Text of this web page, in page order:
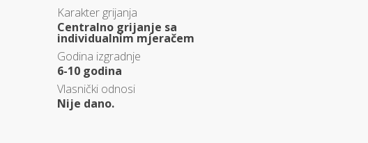
Karakter grijanja
Centralno grijanje sa
individualnim mjeračem
Godina izgradnje
6-10 godina
Vlasnički odnosi
Nije dano.